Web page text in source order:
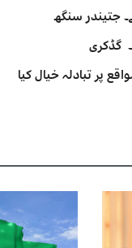
گڈکری
پر تبادلہ خیال کیا